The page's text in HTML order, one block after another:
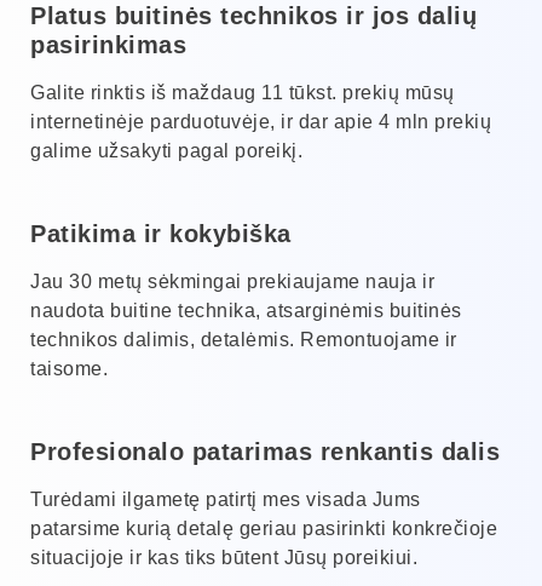
Platus buitinės technikos ir jos dalių
pasirinkimas
Galite rinktis iš maždaug 11 tūkst. prekių mūsų
internetinėje parduotuvėje, ir dar apie 4 mln prekių
galime užsakyti pagal poreikį.
Patikima ir kokybiška
Jau 30 metų sėkmingai prekiaujame nauja ir
naudota buitine technika, atsarginėmis buitinės
technikos dalimis, detalėmis. Remontuojame ir
taisome.
Profesionalo patarimas renkantis dalis
Turėdami ilgametę patirtį mes visada Jums
patarsime kurią detalę geriau pasirinkti konkrečioje
situacijoje ir kas tiks būtent Jūsų poreikiui.